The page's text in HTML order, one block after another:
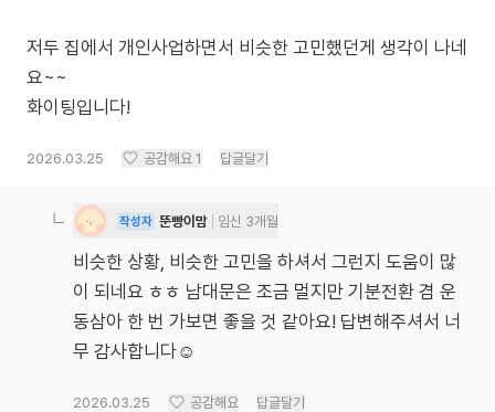
저두 집에서 개인사업하면서 비슷한 고민했던게 생각이 나네
요~~
화이팅입니다!
2026.03.25 공감해요 1 답글달기
작성자 뚠빵이맘 임신 3개월
비슷한 상황, 비슷한 고민을 하셔서 그런지 도움이 많
이 되네요 ㅎㅎ 남대문은 조금 멀지만 기분전환 겸 운
동삼아 한 번 가보면 좋을 것 같아요! 답변해주셔서 너
무 감사합니다☺️
2026.03.25 공감해요 답글달기